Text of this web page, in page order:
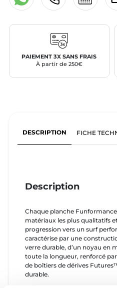
PAIEMENT 3X SANS FRAIS
À partir de 250€
DESCRIPTION FICHE
Description
Chaque planche
matériaux les plus qualitatifs
progression vers un surf
caractérise par une
verre durable, d’un noyau en
toute la longueur, renforcé
de boîtiers de dérives
durable.